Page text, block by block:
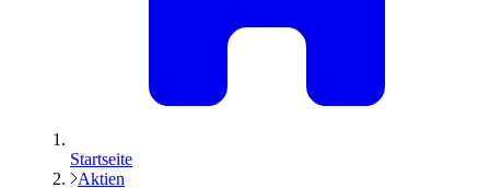
Startseite
Aktien